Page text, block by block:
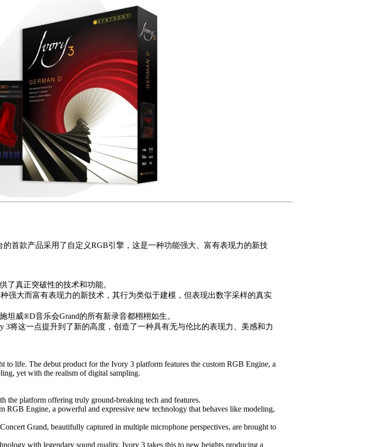
首款产品采用了自定义RGB引擎，这是一种功能强大、富有表现力的新技
了真正突破性的技术和功能。
强大而富有表现力的新技术，其行为类似于建模，但表现出数字采样的真实
坦威®D音乐会Grand的所有新录音都栩栩如生。
3将这一点提升到了新的高度，创造了一种具有无与伦比的表现力、美感和力
life. The debut product for the Ivory 3 platform features the custom RGB Engine, a
yet with the realism of digital sampling.
the platform offering truly ground-breaking tech and features.
RGB Engine, a powerful and expressive new technology that behaves like modeling,
Grand, beautifully captured in multiple microphone perspectives, are brought to
with legendary sound quality. Ivory 3 takes this to new heights producing a